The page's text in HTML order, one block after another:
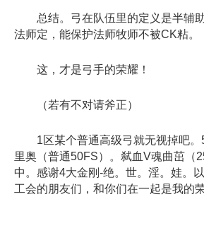
总结。弓在队伍里的定义是半辅助
法师定，能保护法师牧师不被CK粘。
这，才是弓手的荣耀！
（若有不对请斧正）
1区某个普通高级弓就无视掉吧。
里奥（普通50FS）。弑血V魂曲茁（
中。感谢4大金刚-绝。世。淫。娃。
工会的朋友们，和你们在一起是我的